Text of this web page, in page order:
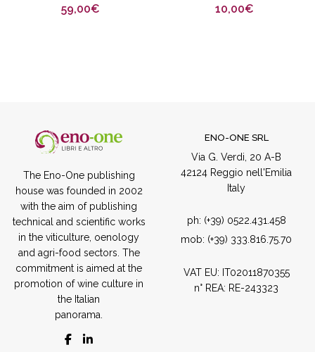
59,00€ 10,00€
The Eno-One publishing
house was founded in 2002
with the aim of publishing
technical and scientific works
in the viticulture, oenology
and agri-food sectors. The
commitment is aimed at the
promotion of wine culture in
the Italian
panorama.
ENO-ONE SRL
Via G. Verdi, 20 A-B
42124 Reggio nell'Emilia
Italy
ph: (+39) 0522.431.458
mob: (+39) 333.816.75.70
VAT EU: IT02011870355
n° REA: RE-243323